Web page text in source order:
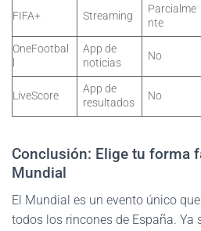
FIFA+ Streaming
Parcialme
nte
OneFootbal
App de
noticias
No
LiveScore
App de
resultados
No
Conclusión: Elige tu forma
Mundial
El Mundial es un evento único
todos los rincones de España. Ya